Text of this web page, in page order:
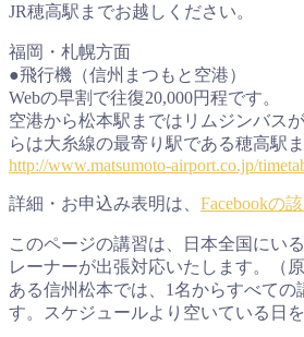
JR穂高駅までお越しください。
福岡・札幌方面
●飛行機（信州まつもと空港）
Webの早割で往復20,000円程です。
空港から松本駅まではリムジンバス
らは大糸線の最寄り駅である穂高駅
http://www.matsumoto-airport.co.jp/
詳細・お申込み表明は、 Facebookの
このページの講習は、日本全国にい
レーナーが出張対応いたします。（
ある信州松本では、1名からすべての
す。スケジュールより空いている日